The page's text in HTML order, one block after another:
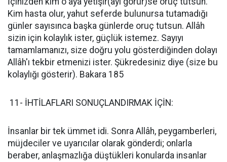
Kim hasta olur, yahut seferde bulunursa tutamadığı
günler sayısınca başka günlerde oruç tutsun. Allâh
sizin için kolaylık ister, güçlük istemez. Sayıyı
tamamlamanızı, size doğru yolu gösterdiğinden dolayı
Allâh'ı tekbir etmenizi ister. Şükredesiniz diye (size bu
kolaylığı gösterir). Bakara 185
11- İHTİLAFLARI SONUÇLANDIRMAK İÇİN:
İnsanlar bir tek ümmet idi. Sonra Allâh, peygamberleri,
müjdeciler ve uyarıcılar olarak gönderdi; onlarla
beraber, anlaşmazlığa düştükleri konularda insanlar